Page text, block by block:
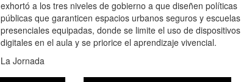
exhortó a los tres niveles de gobierno a que diseñen políticas
públicas que garanticen espacios urbanos seguros y escuelas
presenciales equipadas, donde se limite el uso de dispositivos
digitales en el aula y se priorice el aprendizaje vivencial.
La Jornada